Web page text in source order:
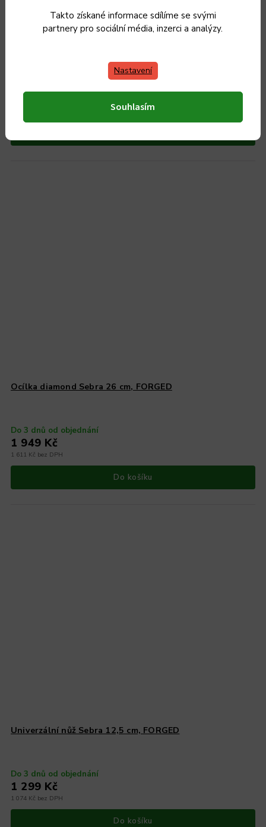
Takto získané informace sdílíme se svými
partnery pro sociální média, inzerci a analýzy.
Nastavení
Souhlasím
Ocílka diamond Sebra 26 cm, FORGED
Do 3 dnů od objednání
1 611 Kč bez DPH
1 949 Kč
Do košíku
Univerzální nůž Sebra 12,5 cm, FORGED
Do 3 dnů od objednání
1 074 Kč bez DPH
1 299 Kč
Do košíku